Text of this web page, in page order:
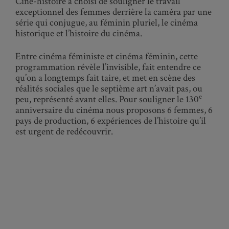
exceptionnel des femmes derrière la caméra par une
série qui conjugue, au féminin pluriel, le cinéma
historique et l’histoire du cinéma.
Entre cinéma féministe et cinéma féminin, cette
programmation révèle l’invisible, fait entendre ce
qu’on a longtemps fait taire, et met en scène des
réalités sociales que le septième art n’avait pas, ou
peu, représenté avant elles. Pour souligner le 130e
anniversaire du cinéma nous proposons 6 femmes, 6
pays de production, 6 expériences de l’histoire qu’il
est urgent de redécouvrir.